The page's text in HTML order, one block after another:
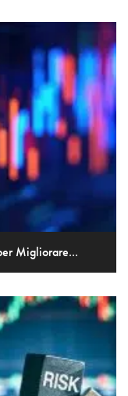
Migliorare...